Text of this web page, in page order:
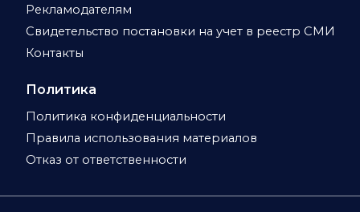
Рекламодателям
Свидетельство постановки на учет в реестр СМИ
Контакты
Политика
Политика конфиденциальности
Правила использования материалов
Отказ от ответственности